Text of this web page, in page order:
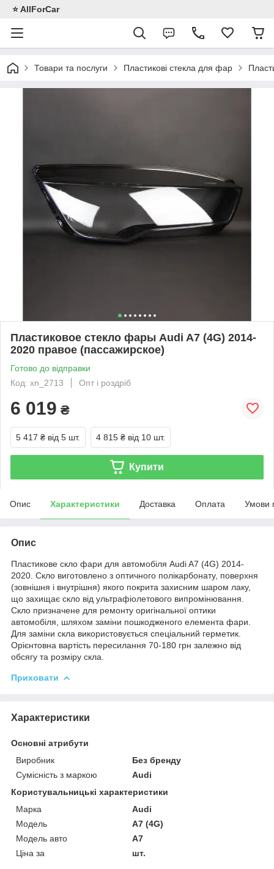
⭐️ AllForCar
Товари та послуги Пластикові стекла для фар
Пластиковое стекло фары Audi A7 (4G) 2014-
2020 правое (пассажирское)
Готово до відправки
Код: xn_2713
Опт і роздріб
6 019 ₴
5 417 ₴ від 5 шт. 4 815 ₴ від 10 шт.
Купити
Опис Характеристики Доставка Оплата Умови
Опис
Пластикове скло фари для автомобіля Audi A7 (4G) 2014-
2020. Скло виготовлено з оптичного полікарбонату, поверхня
(зовнішня і внутрішня) якого покрита захисним шаром лаку,
що захищає скло від ультрафіолетового випромінювання.
Скло призначене для ремонту оригінальної оптики
автомобіля, шляхом заміни пошкодженого елемента фари.
Для заміни скла використовується спеціальний герметик.
Орієнтовна вартість пересилання 70-180 грн залежно від
обсягу та розміру скла.
Приховати
Характеристики
Основні атрибути
Виробник
Без бренду
Сумісність з маркою
Audi
Користувальницькі характеристики
Марка
Audi
Мoдель
A7 (4G)
Модель авто
A7
Ціна за
шт.